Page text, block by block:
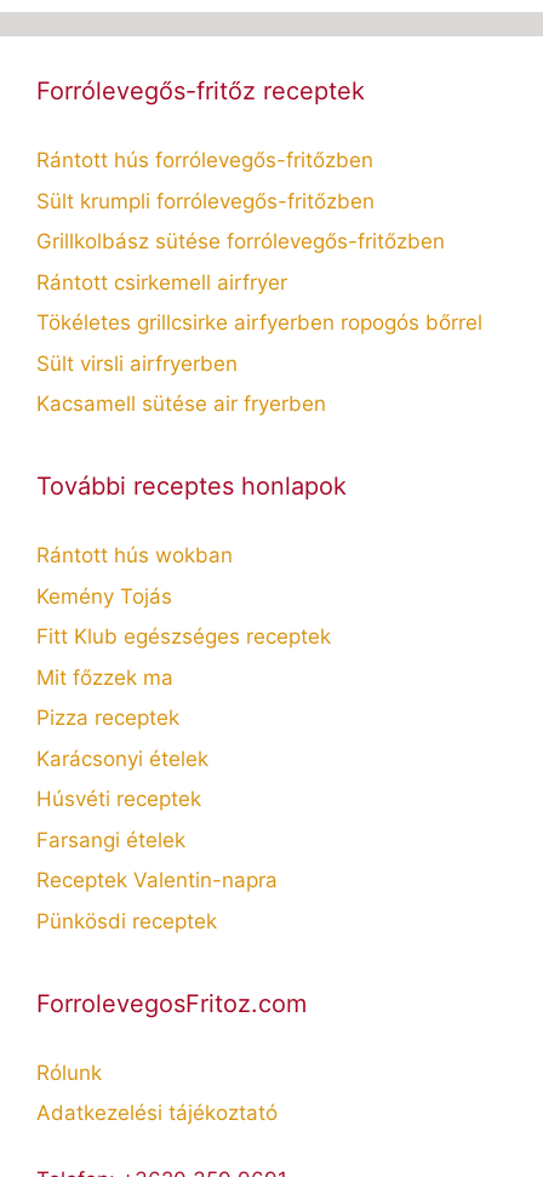
Forrólevegős-fritőz receptek
Rántott hús forrólevegős-fritőzben
Sült krumpli forrólevegős-fritőzben
Grillkolbász sütése forrólevegős-fritőzben
Rántott csirkemell airfryer
Tökéletes grillcsirke airfyerben ropogós bőrrel
Sült virsli airfryerben
Kacsamell sütése air fryerben
További receptes honlapok
Rántott hús wokban
Kemény Tojás
Fitt Klub egészséges receptek
Mit főzzek ma
Pizza receptek
Karácsonyi ételek
Húsvéti receptek
Farsangi ételek
Receptek Valentin-napra
Pünkösdi receptek
ForrolevegosFritoz.com
Rólunk
Adatkezelési tájékoztató